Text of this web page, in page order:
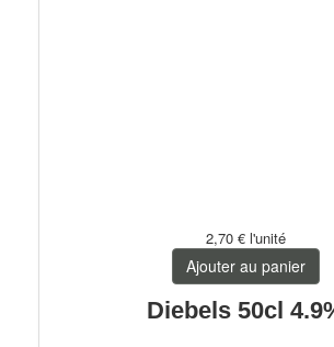
2,70 € l'unité
Ajouter au panier
Diebels 50cl